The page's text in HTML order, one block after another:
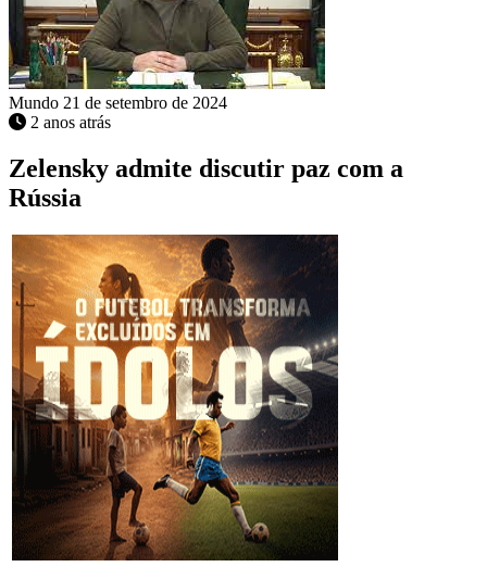
Mundo 21 de setembro de 2024
2 anos atrás
Zelensky admite discutir paz com a
Rússia